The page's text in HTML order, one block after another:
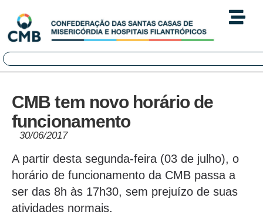
CMB tem novo horário de
funcionamento
30/06/2017
A partir desta segunda-feira (03 de julho), o
horário de funcionamento da CMB passa a
ser das 8h às 17h30, sem prejuízo de suas
atividades normais.